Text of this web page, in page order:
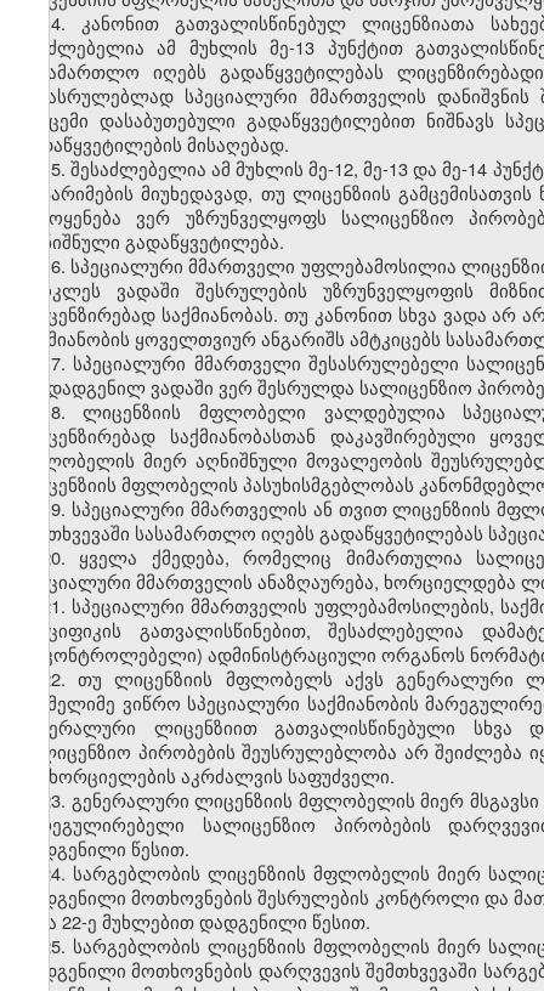
14. კანონით გათვალისწინებულ ლიცენზიათა
შეუძლებელია ამ მუხლის მე-13 პუნქტით
სასამართლო იღებს გადაწყვეტილებას
შესასრულებლად სპეციალური მმართველის დანიშვნის
გამცემი დასაბუთებული გადაწყვეტილებით ნიშნავს
გადაწყვეტილების მისაღებად.
15. შესაძლებელია ამ მუხლის მე-12, მე-13 და მე-14
დაჯარიმების მიუხედავად, თუ ლიცენზიის
გამოყენება ვერ უზრუნველყოფს სალიცენზიო
აღნიშნული გადაწყვეტილება.
16. სპეციალური მმართველი უფლებამოსილია
უმოკლეს ვადაში შესრულების უზრუნველყოფის
ლიცენზირებად საქმიანობას. თუ კანონით სხვა ვადა
საქმიანობის ყოველთვიურ ანგარიშს ამტკიცებს
17. სპეციალური მმართველი შესასრულებელი
თუ დადგენილ ვადაში ვერ შესრულდა სალიცენზიო
18. ლიცენზიის მფლობელი ვალდებულია
ლიცენზირებად საქმიანობასთან დაკავშირებული
მფლობელის მიერ აღნიშნული მოვალეობის
ლიცენზიის მფლობელის პასუხისმგებლობას
19. სპეციალური მმართველის ან თვით ლიცენზიის
შემთხვევაში სასამართლო იღებს გადაწყვეტილებას
20. ყველა ქმედება, რომელიც მიმართულია
სპეციალური მმართველის ანაზღაურება, ხორციელდება
21. სპეციალური მმართველის უფლებამოსილების,
სპეციფიკის გათვალისწინებით, შესაძლებელია
(მაკონტროლებელი) ადმინისტრაციული ორგანოს
22. თუ ლიცენზიის მფლობელს აქვს გენერალური
რომელიმე ვიწრო სპეციალური საქმიანობის
გენერალური ლიცენზიით გათვალისწინებული სხვა
სალიცენზიო პირობების შეუსრულებლობა არ შეიძლება
განხორციელების აკრძალვის საფუძველი.
23. გენერალური ლიცენზიის მფლობელის მიერ
მარეგულირებელი სალიცენზიო პირობების
დადგენილი წესით.
24. სარგებლობის ლიცენზიის მფლობელის მიერ
დადგენილი მოთხოვნების შესრულების კონტროლი და
ე და 22-ე მუხლებით დადგენილი წესით.
25. სარგებლობის ლიცენზიის მფლობელის მიერ
დადგენილი მოთხოვნების დარღვევის შემთხვევაში